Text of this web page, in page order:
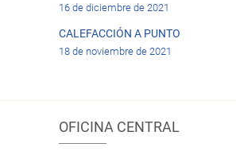
16 de diciembre de 2021
CALEFACCIÓN A PUNTO
18 de noviembre de 2021
OFICINA CENTRAL